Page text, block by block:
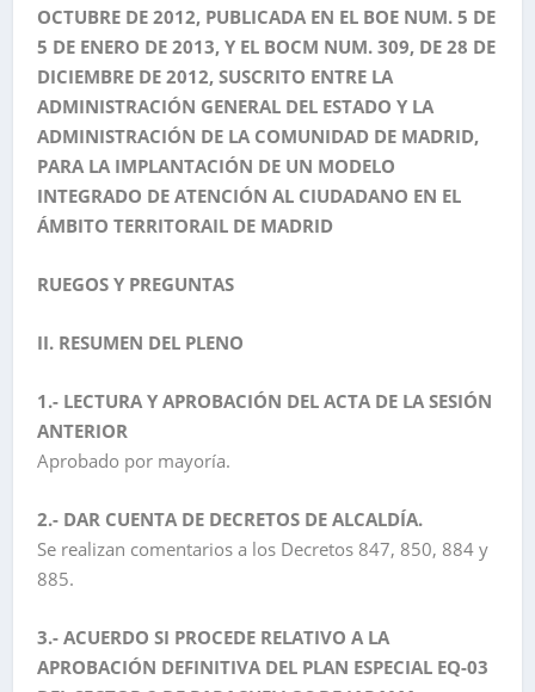
OCTUBRE DE 2012, PUBLICADA EN EL BOE NUM. 5 DE
5 DE ENERO DE 2013, Y EL BOCM NUM. 309, DE 28 DE
DICIEMBRE DE 2012, SUSCRITO ENTRE LA
ADMINISTRACIÓN GENERAL DEL ESTADO Y LA
ADMINISTRACIÓN DE LA COMUNIDAD DE MADRID,
PARA LA IMPLANTACIÓN DE UN MODELO
INTEGRADO DE ATENCIÓN AL CIUDADANO EN EL
ÁMBITO TERRITORAIL DE MADRID
RUEGOS Y PREGUNTAS
II. RESUMEN DEL PLENO
1.- LECTURA Y APROBACIÓN DEL ACTA DE LA SESIÓN
ANTERIOR
Aprobado por mayoría.
2.- DAR CUENTA DE DECRETOS DE ALCALDÍA.
Se realizan comentarios a los Decretos 847, 850, 884 y
885.
3.- ACUERDO SI PROCEDE RELATIVO A LA
APROBACIÓN DEFINITIVA DEL PLAN ESPECIAL EQ-03